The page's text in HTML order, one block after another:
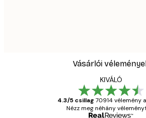
Vásárlói
KIVÁLÓ
4.3/5 csillag 70914 vélemény
Nézz meg néhány